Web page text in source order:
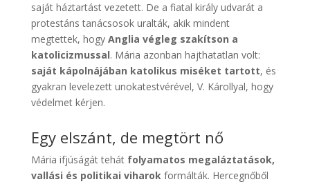
saját háztartást vezetett. De a fiatal király udvarát a
protestáns tanácsosok uralták, akik mindent
megtettek, hogy Anglia végleg szakítson a
katolicizmussal. Mária azonban hajthatatlan volt:
saját kápolnájában katolikus miséket tartott, és
gyakran levelezett unokatestvérével, V. Károllyal, hogy
védelmet kérjen.
Egy elszánt, de megtört nő
Mária ifjúságát tehát folyamatos megaláztatások,
vallási és politikai viharokformálták. Hercegnőből